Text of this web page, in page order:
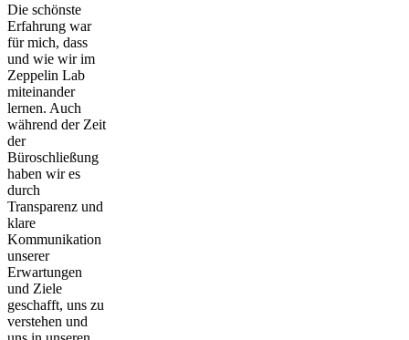
Die schönste
Erfahrung war
für mich, dass
und wie wir im
Zeppelin Lab
miteinander
lernen. Auch
während der Zeit
der
Büroschließung
haben wir es
durch
Transparenz und
klare
Kommunikation
unserer
Erwartungen
und Ziele
geschafft, uns zu
verstehen und